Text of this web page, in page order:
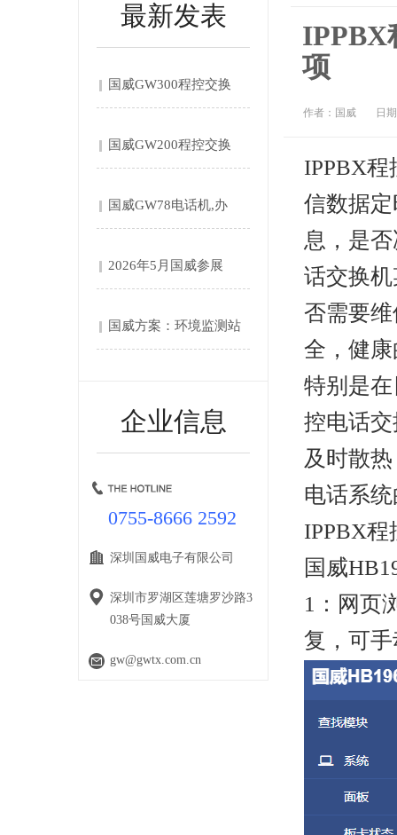
最新发表
国威GW300程控交换
国威GW200程控交换
国威GW78电话机,办
2026年5月国威参展
国威方案：环境监测站‌
企业信息
0755-8666 2592
深圳国威电子有限公司
深圳市罗湖区莲塘罗沙路3
038号国威大厦
gw@gwtx.com.cn
IPPBX
项
作者：国威 日
IPPBX
信数据
息，是
话交换
否需要
全，健
特别是
控电话
及时散
电话系
IPPBX
国威
1：网页
复，可